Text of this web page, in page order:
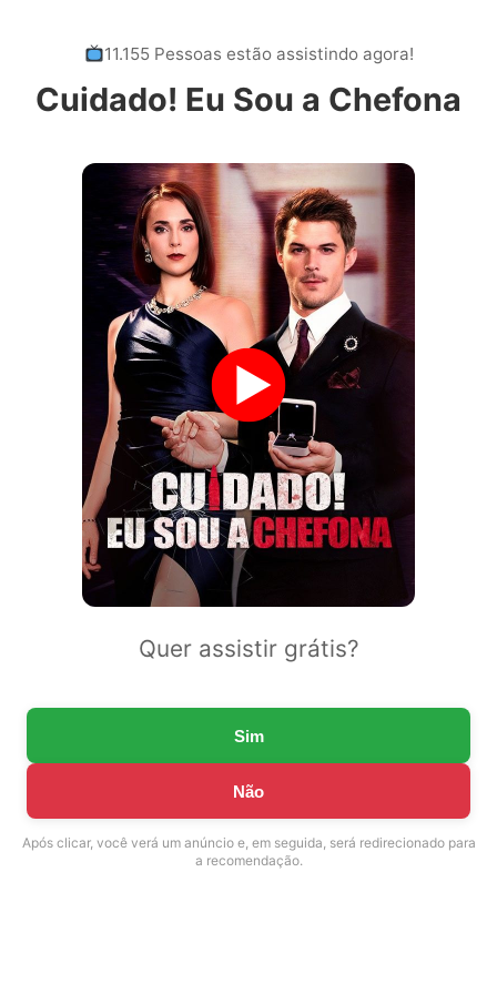
11.155 Pessoas estão assistindo agora!
Cuidado! Eu Sou a Chefona
Quer assistir grátis?
Sim
Não
Após clicar, você verá um anúncio e, em seguida, será redirecionado para
a recomendação.